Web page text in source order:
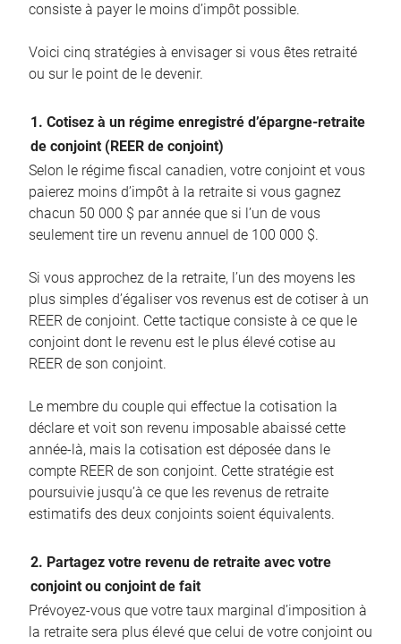
consiste à payer le moins d’impôt possible.
Voici cinq stratégies à envisager si vous êtes retraité
ou sur le point de le devenir.
1. Cotisez à un régime enregistré d’épargne-retraite
de conjoint (REER de conjoint)
Selon le régime fiscal canadien, votre conjoint et vous
paierez moins d’impôt à la retraite si vous gagnez
chacun 50 000 $ par année que si l’un de vous
seulement tire un revenu annuel de 100 000 $.
Si vous approchez de la retraite, l’un des moyens les
plus simples d’égaliser vos revenus est de cotiser à un
REER de conjoint. Cette tactique consiste à ce que le
conjoint dont le revenu est le plus élevé cotise au
REER de son conjoint.
Le membre du couple qui effectue la cotisation la
déclare et voit son revenu imposable abaissé cette
année-là, mais la cotisation est déposée dans le
compte REER de son conjoint. Cette stratégie est
poursuivie jusqu’à ce que les revenus de retraite
estimatifs des deux conjoints soient équivalents.
2. Partagez votre revenu de retraite avec votre
conjoint ou conjoint de fait
Prévoyez-vous que votre taux marginal d’imposition à
la retraite sera plus élevé que celui de votre conjoint ou